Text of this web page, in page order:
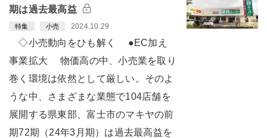
期は過去最高益
特集 小売 2024.10.29
◇小売動向をひも解く ●EC加え
事業拡大 物価高の中、小売業を取り
巻く環境は依然として厳しい。そのよ
うな中、さまざまな業態で104店舗を
展開する県東部、富士市のマキヤの前
期72期（24年3月期）は過去最高益を